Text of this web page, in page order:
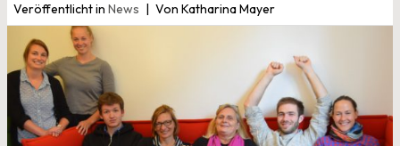
Veröffentlicht in News Von Katharina Mayer